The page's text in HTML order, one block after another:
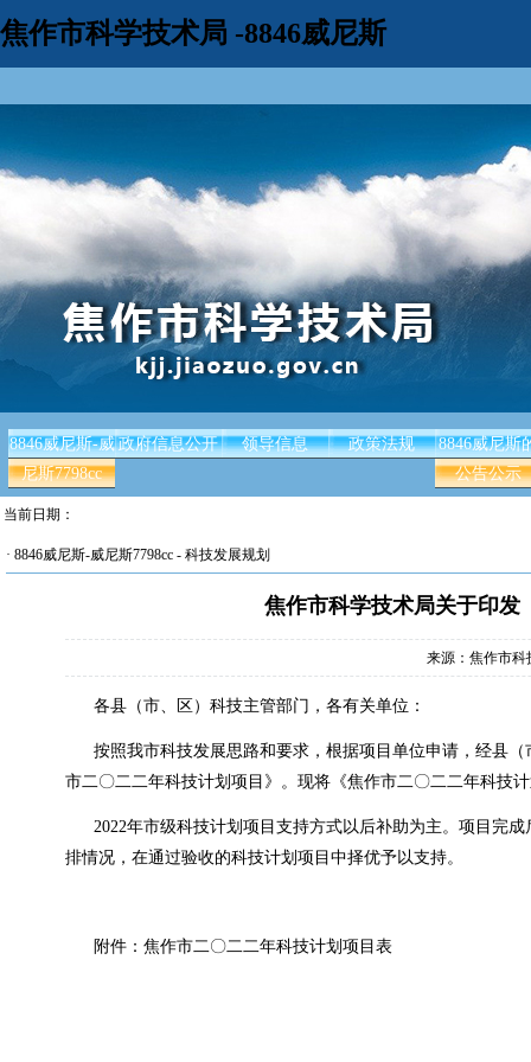
焦作市科学技术局 -8846威尼斯
8846威尼斯-威
尼斯7798cc
政府信息公开 领导信息 政策法规
8846威尼斯
公告公示
当前日期：
· 8846威尼斯-威尼斯7798cc - 科技发展规划
焦作市科学技术局关于印发
来源：焦作市
各县（市、区）科技主管部门，各有关单位：
按照我市科技发展思路和要求，根据项目单位申请，经县
市二〇二二年科技计划项目》。现将《焦作市二〇二二年科技
2022年市级科技计划项目支持方式以后补助为主。项目完
排情况，在通过验收的科技计划项目中择优予以支持。
附件：焦作市二〇二二年科技计划项目表